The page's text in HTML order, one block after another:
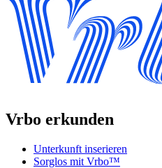
Vrbo erkunden
Unterkunft inserieren
Sorglos mit Vrbo™